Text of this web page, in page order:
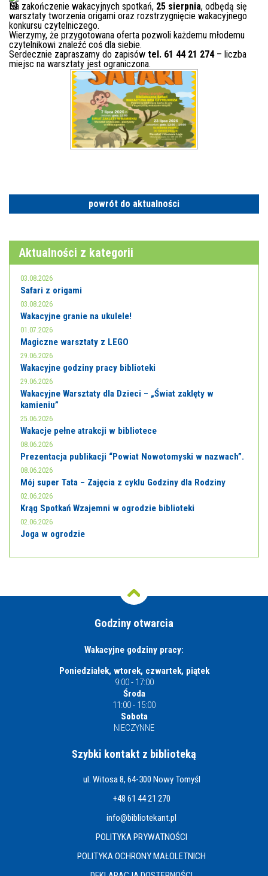
Na zakończenie wakacyjnych spotkań, 25 sierpnia, odbędą się
warsztaty tworzenia origami oraz rozstrzygnięcie wakacyjnego
konkursu czytelniczego.
Wierzymy, że przygotowana oferta pozwoli każdemu młodemu
czytelnikowi znaleźć coś dla siebie.
Serdecznie zapraszamy do zapisów tel. 61 44 21 274– liczba
miejsc na warsztaty jest ograniczona.
powrót do aktualności
Aktualności z kategorii
03.08.2026
Safari z origami
03.08.2026
Wakacyjne granie na ukulele!
01.07.2026
Magiczne warsztaty z LEGO
29.06.2026
Wakacyjne godziny pracy biblioteki
29.06.2026
Wakacyjne Warsztaty dla Dzieci – „Świat zaklęty w
kamieniu”
25.06.2026
Wakacje pełne atrakcji w bibliotece
08.06.2026
Prezentacja publikacji “Powiat Nowotomyski w nazwach”.
08.06.2026
Mój super Tata – Zajęcia z cyklu Godziny dla Rodziny
02.06.2026
Krąg Spotkań Wzajemni w ogrodzie biblioteki
02.06.2026
Joga w ogrodzie
Godziny otwarcia
Wakacyjne godziny pracy:
Poniedziałek, wtorek, czwartek, piątek
9:00 - 17:00
Środa
11:00 - 15:00
Sobota
NIECZYNNE
Szybki kontakt z biblioteką
ul. Witosa 8, 64-300 Nowy Tomyśl
+48 61 44 21 270
info@bibliotekant.pl
POLITYKA PRYWATNOŚCI
POLITYKA OCHRONY MAŁOLETNICH